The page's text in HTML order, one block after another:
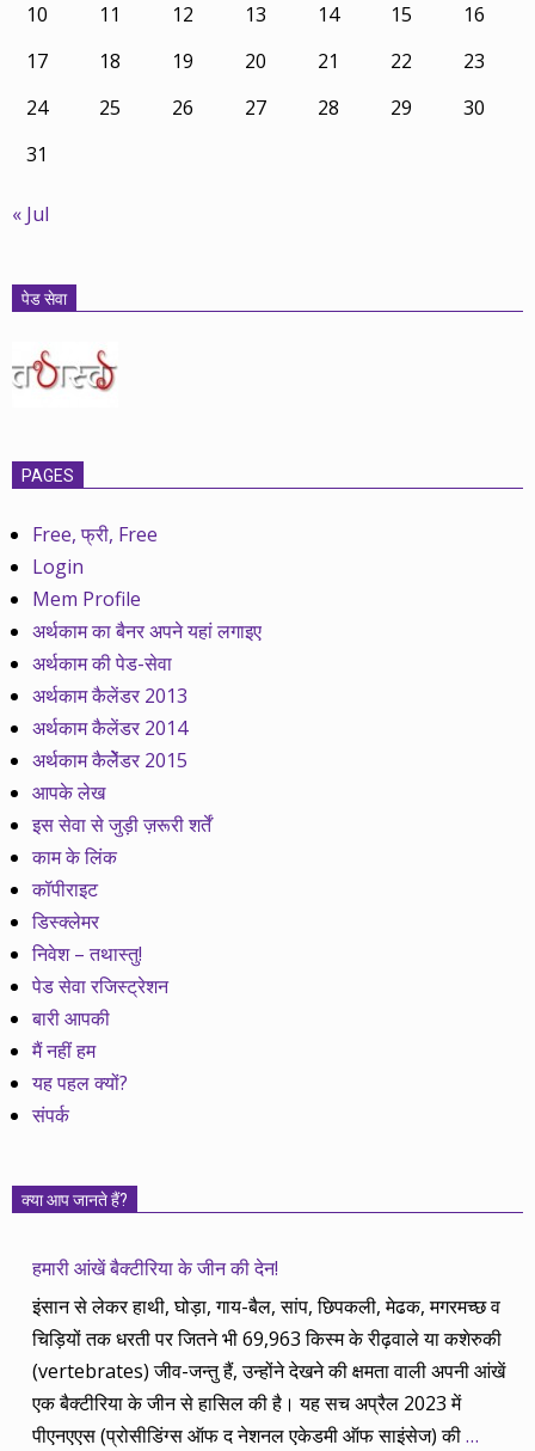
10
11 12 13 14 15
16
17
18 19 20 21 22
23
24
25 26 27 28 29
30
31
« Jul
पेड सेवा
PAGES
Free, फ्री, Free
Login
Mem Profile
अर्थकाम का बैनर अपने यहां लगाइए
अर्थकाम की पेड-सेवा
अर्थकाम कैलेंडर 2013
अर्थकाम कैलेंडर 2014
अर्थकाम कैलेेंडर 2015
आपके लेख
इस सेवा से जुड़ी ज़रूरी शर्तें
काम के लिंक
कॉपीराइट
डिस्क्लेमर
निवेश – तथास्तु!
पेड सेवा रजिस्ट्रेशन
बारी आपकी
मैं नहीं हम
यह पहल क्यों?
संपर्क
क्या आप जानते हैं?
हमारी आंखें बैक्टीरिया के जीन की देन!
इंसान से लेकर हाथी, घोड़ा, गाय-बैल, सांप, छिपकली, मेढक, मगरमच्छ व
चिड़ियों तक धरती पर जितने भी 69,963 किस्म के रीढ़वाले या कशेरुकी
(vertebrates) जीव-जन्तु हैं, उन्होंने देखने की क्षमता वाली अपनी आंखें
एक बैक्टीरिया के जीन से हासिल की है। यह सच अप्रैल 2023 में
पीएनएएस (प्रोसीडिंग्स ऑफ द नेशनल एकेडमी ऑफ साइंसेज) की…